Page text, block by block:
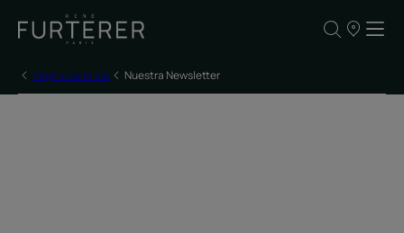
NUESTROS
Página de inicio Nuestra Newsletter